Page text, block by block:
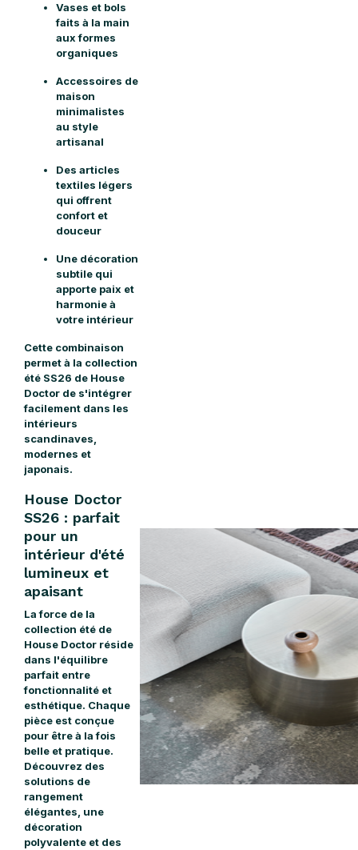
Vases et bols
faits à la main
aux formes
organiques
Accessoires de
maison
minimalistes
au style
artisanal
Des articles
textiles légers
qui offrent
confort et
douceur
Une décoration
subtile qui
apporte paix et
harmonie à
votre intérieur
Cette combinaison
permet à la collection
été SS26 de House
Doctor de s'intégrer
facilement dans les
intérieurs
scandinaves,
modernes et
japonais.
House Doctor
SS26 : parfait
pour un
intérieur d'été
lumineux et
apaisant
La force de la
collection été de
House Doctor réside
dans l'équilibre
parfait entre
fonctionnalité et
esthétique. Chaque
pièce est conçue
pour être à la fois
belle et pratique.
Découvrez des
solutions de
rangement
élégantes, une
décoration
polyvalente et des